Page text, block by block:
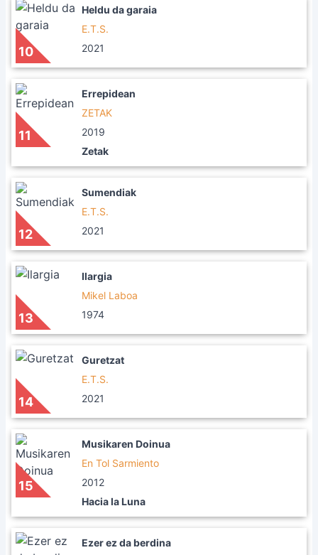
10
Heldu da garaia
E.T.S.
2021
11
Errepidean
ZETAK
2019
Zetak
12
Sumendiak
E.T.S.
2021
13
Ilargia
Mikel Laboa
1974
14
Guretzat
E.T.S.
2021
15
Musikaren Doinua
En Tol Sarmiento
2012
Hacia la Luna
Ezer ez da berdina